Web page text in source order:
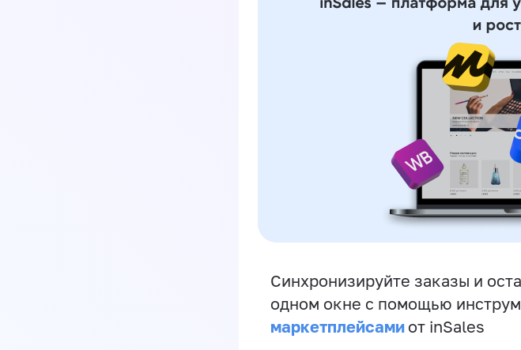
Синхронизируйте заказы и
одном окне с помощью
маркетплейсами от inSales